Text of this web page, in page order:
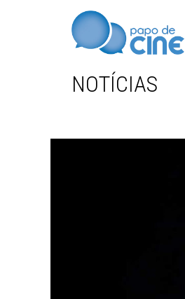
NOTÍCIAS